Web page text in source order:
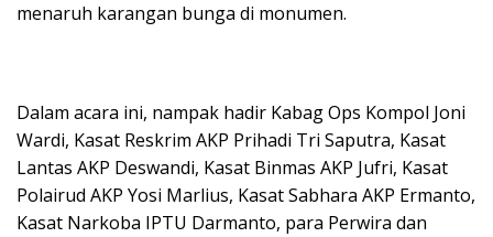
menaruh karangan bunga di monumen.
Dalam acara ini, nampak hadir Kabag Ops Kompol Joni
Wardi, Kasat Reskrim AKP Prihadi Tri Saputra, Kasat
Lantas AKP Deswandi, Kasat Binmas AKP Jufri, Kasat
Polairud AKP Yosi Marlius, Kasat Sabhara AKP Ermanto,
Kasat Narkoba IPTU Darmanto, para Perwira dan